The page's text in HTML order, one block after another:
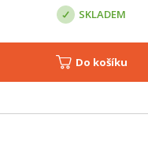
SKLADEM
Do košíku